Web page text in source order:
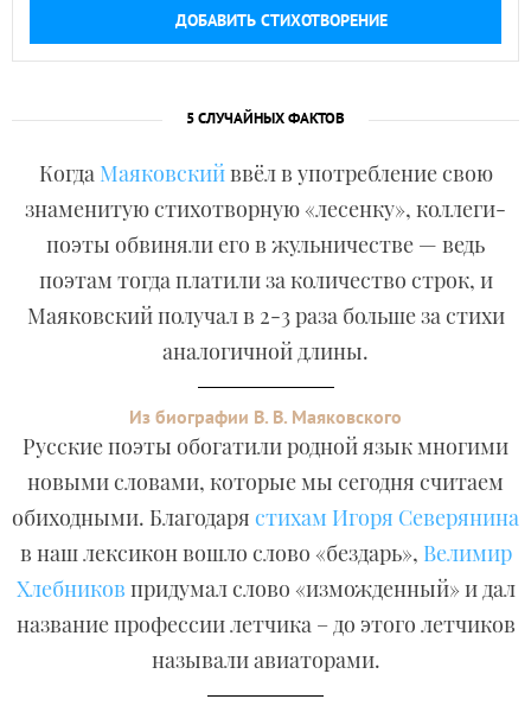
ДОБАВИТЬ СТИХОТВОРЕНИЕ
5 СЛУЧАЙНЫХ ФАКТОВ
Когда Маяковскийввёл в употребление свою
знаменитую стихотворную «лесенку», коллеги-
поэты обвиняли его в жульничестве — ведь
поэтам тогда платили за количество строк, и
Маяковский получал в 2-3 раза больше за стихи
аналогичной длины.
Из биографии В. В. Маяковского
Русские поэты обогатили родной язык многими
новыми словами, которые мы сегодня считаем
обиходными. Благодаря стихам Игоря Северянина
в наш лексикон вошло слово «бездарь», Велимир
Хлебников придумал слово «изможденный» и дал
название профессии летчика – до этого летчиков
называли авиаторами.